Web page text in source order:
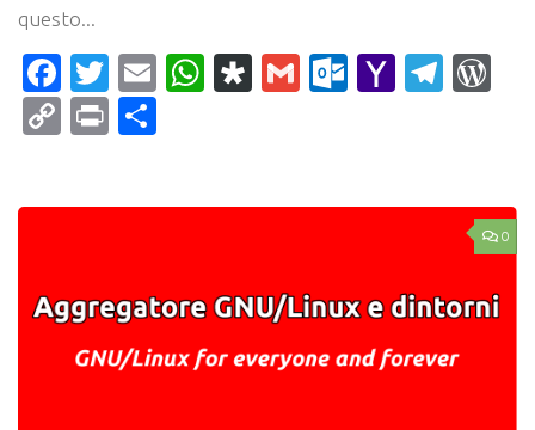
questo...
Facebook
Twitter
EmailWhatsApp
Diaspora
Gmail Yahoo
CopyPrint
0